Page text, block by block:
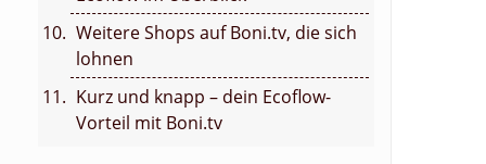
Weitere Shops auf Boni.tv, die sich
lohnen
Kurz und knapp – dein Ecoflow-
Vorteil mit Boni.tv